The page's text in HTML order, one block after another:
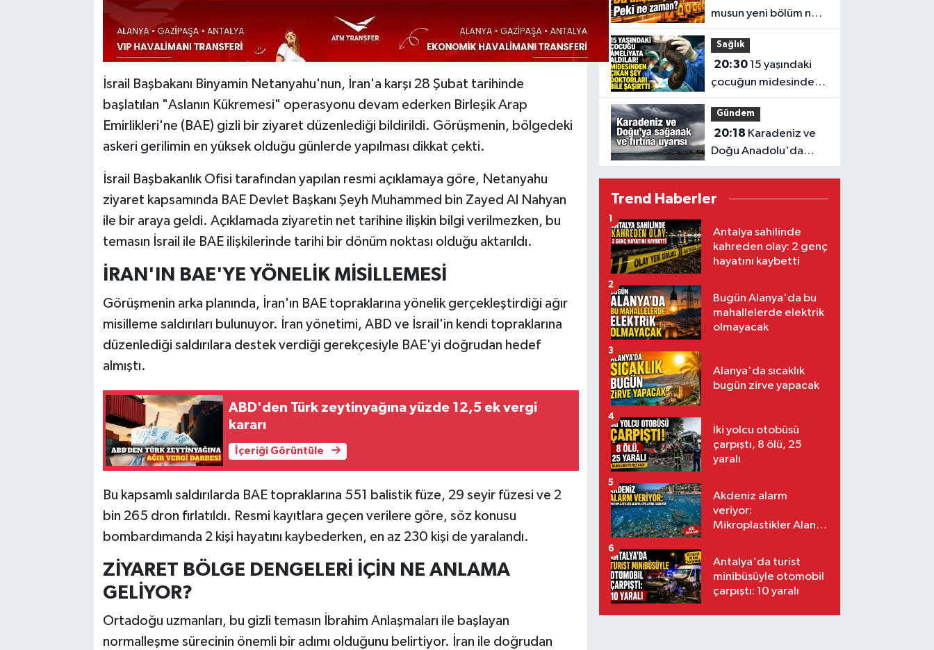
İsrail Başbakanı Binyamin Netanyahu'nun, İran'a karşı 28 Şubat tarihinde
başlatılan "Aslanın Kükremesi" operasyonu devam ederken Birleşik Arap
Emirlikleri'ne (BAE) gizli bir ziyaret düzenlediği bildirildi. Görüşmenin, bölgedeki
askeri gerilimin en yüksek olduğu günlerde yapılması dikkat çekti.
İsrail Başbakanlık Ofisi tarafından yapılan resmi açıklamaya göre, Netanyahu
ziyaret kapsamında BAE Devlet Başkanı Şeyh Muhammed bin Zayed Al Nahyan
ile bir araya geldi. Açıklamada ziyaretin net tarihine ilişkin bilgi verilmezken, bu
temasın İsrail ile BAE ilişkilerinde tarihi bir dönüm noktası olduğu aktarıldı.
İRAN'IN BAE'YE YÖNELİK MİSİLLEMESİ
Görüşmenin arka planında, İran'ın BAE topraklarına yönelik gerçekleştirdiği ağır
misilleme saldırıları bulunuyor. İran yönetimi, ABD ve İsrail'in kendi topraklarına
düzenlediği saldırılara destek verdiği gerekçesiyle BAE'yi doğrudan hedef
almıştı.
ABD'den Türk zeytinyağına yüzde 12,5 ek vergi
kararı
İçeriği Görüntüle
Bu kapsamlı saldırılarda BAE topraklarına 551 balistik füze, 29 seyir füzesi ve 2
bin 265 dron fırlatıldı. Resmi kayıtlara geçen verilere göre, söz konusu
bombardımanda 2 kişi hayatını kaybederken, en az 230 kişi de yaralandı.
ZİYARET BÖLGE DENGELERİ İÇİN NE ANLAMA
GELİYOR?
Ortadoğu uzmanları, bu gizli temasın İbrahim Anlaşmaları ile başlayan
normalleşme sürecinin önemli bir adımı olduğunu belirtiyor. İran ile doğrudan
musun yeni bölüm ne
zaman?
Sağlık
20:3015 yaşındaki
çocuğun midesinden
çıkanlar hayret ettirdi
Gündem
20:18
Doğu Anadolu'da
sağanak ve fırtına
Trend Haberler
Antalya sahilinde
kahreden olay: 2 genç
hayatını kaybetti
1
Bugün Alanya'da bu
mahallelerde elektrik
olmayacak
2
Alanya'da sıcaklık
bugün zirve yapacak
3
İki yolcu otobüsü
çarpıştı, 8 ölü, 25
yaralı
4
Akdeniz alarm
veriyor:
Mikroplastikler Alanya
5
Antalya'da turist
minibüsüyle otomobil
çarpıştı: 10 yaralı
6